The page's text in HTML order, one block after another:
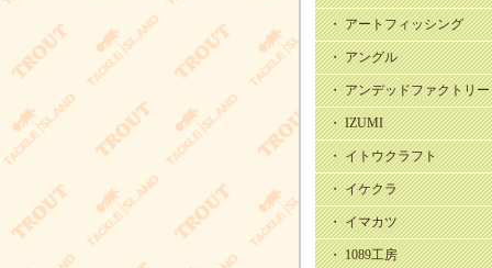
・ アートフィッシング
・ アングル
・ アンデッドファクトリー
・ IZUMI
・ イトウクラフト
・ イケクラ
・ イマカツ
・ 1089工房